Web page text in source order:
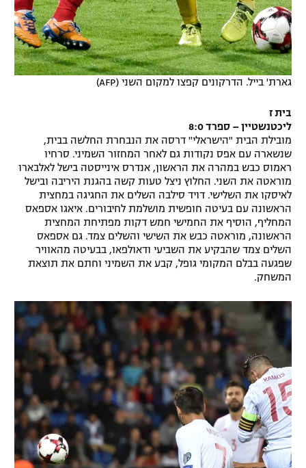
גארת' בייל. הדרקונים קפצו למקום השני (AFP)
בית ז
ליכטנשטיין – ספרד 8:0
מובילת הבית "הישראלי" דרסה את הנבחרת החלשה בבית,
שנשארה עם אפס נקודות גם לאחר המחזור השמיני. סרחיו
ראמוס כבש במהרה את הראשון, אנדרס אינייסטה בישל לאלבארו
מוראטה את השני. החלוץ ניצל טעות קשה בהגנת היריבה ובישל
לאיסקו את השלישי. דויד סילבה השלים את החגיגה במחצית
הראשונה עם בעיטה חופשית מושלמת לחיבורים. איאגו אספאס
המחליף, הוסיף את החמישי חמש דקות מפתיחת המחצית
הראשונה, מוראטה כבש את השישי והשלים צמד. גם אספאס
השלים צמד שהבקיע את השביעי ודאולפאו, בבעיטה מהאוויר
שפגעה בבלם המקומי גופל, קבע את השמיני וחתם את תוצאת
המשחק.